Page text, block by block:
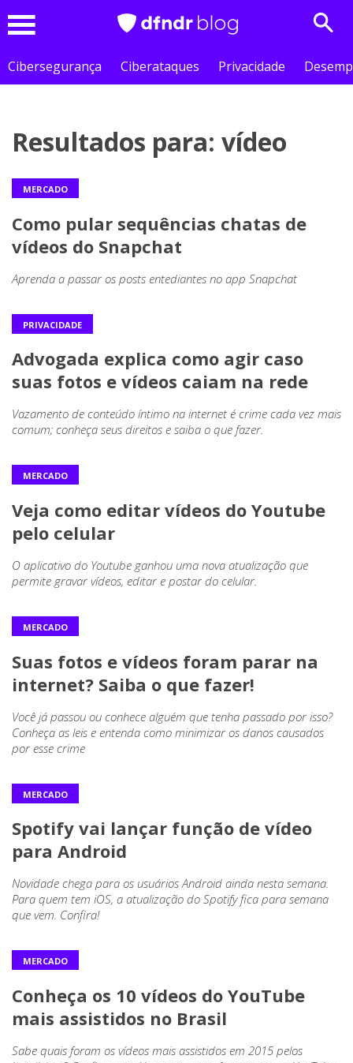
Cibersegurança
Ciberataques Privacidade
Resultados para: vídeo
MERCADO
Como pular sequências chatas de
vídeos do Snapchat
Aprenda a passar os posts entediantes no app Snapchat
PRIVACIDADE
Advogada explica como agir caso
suas fotos e vídeos caiam na rede
Vazamento de conteúdo íntimo na internet é crime cada vez mais
comum; conheça seus direitos e saiba o que fazer.
MERCADO
Veja como editar vídeos do Youtube
pelo celular
O aplicativo do Youtube ganhou uma nova atualização que
permite gravar vídeos, editar e postar do celular.
MERCADO
Suas fotos e vídeos foram parar na
internet? Saiba o que fazer!
Você já passou ou conhece alguém que tenha passado por isso?
Conheça as leis e entenda como minimizar os danos causados
por esse crime
MERCADO
Spotify vai lançar função de vídeo
para Android
Novidade chega para os usuários Android ainda nesta semana.
Para quem tem iOS, a atualização do Spotify fica para semana
que vem. Confira!
MERCADO
Conheça os 10 vídeos do YouTube
mais assistidos no Brasil
Sabe quais foram os vídeos mais assistidos em 2015 pelos